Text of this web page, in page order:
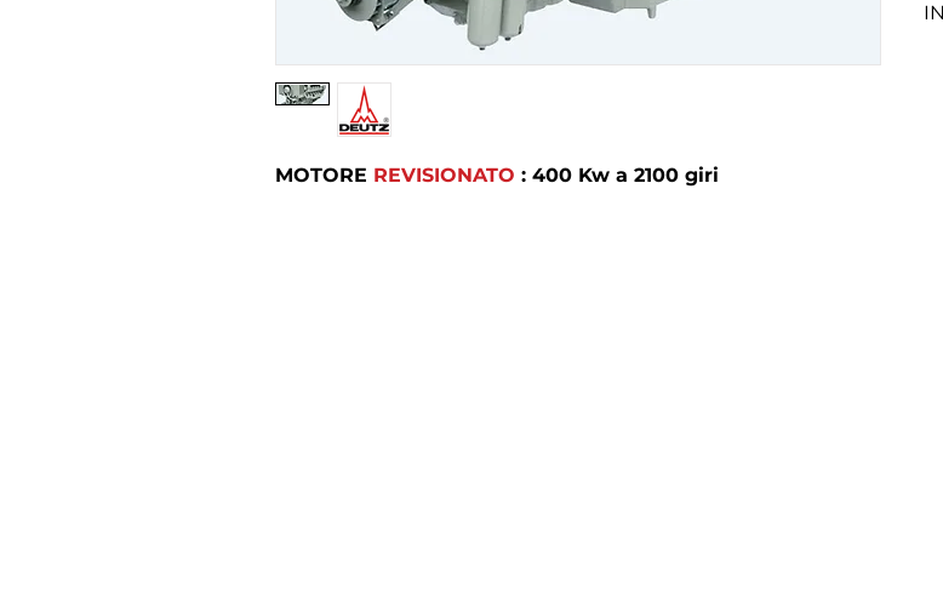
MOTORE REVISIONATO : 400 Kw a 2100 giri